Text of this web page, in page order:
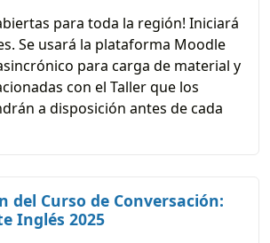
para toda la región! Iniciará
Se usará la plataforma Moodle
para carga de material y
con el Taller que los
a disposición antes de cada
del Curso de Conversación:
Inglés 2025